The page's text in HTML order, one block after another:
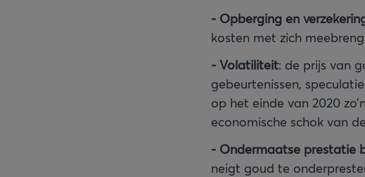
- Opberging en
kosten met zich
- Volatiliteit: de prijs van
gebeurtenissen,
op het einde van 2020
economische schok van
- Ondermaatse prestatie
neigt goud te